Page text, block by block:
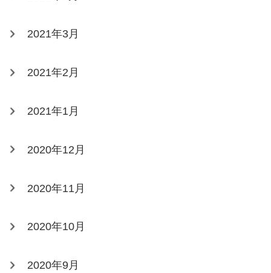
2021年3月
2021年2月
2021年1月
2020年12月
2020年11月
2020年10月
2020年9月